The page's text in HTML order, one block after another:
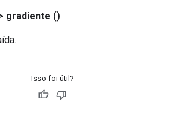
gradiente ()
Isso foi útil?